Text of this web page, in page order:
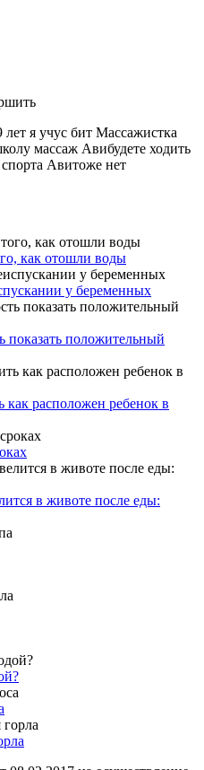
я учус бит Массажистка
массаж Авибудете ходить
Авитоже нет
как отошли воды
у беременных
показать положительный
расположен ребенок в
в животе после еды: